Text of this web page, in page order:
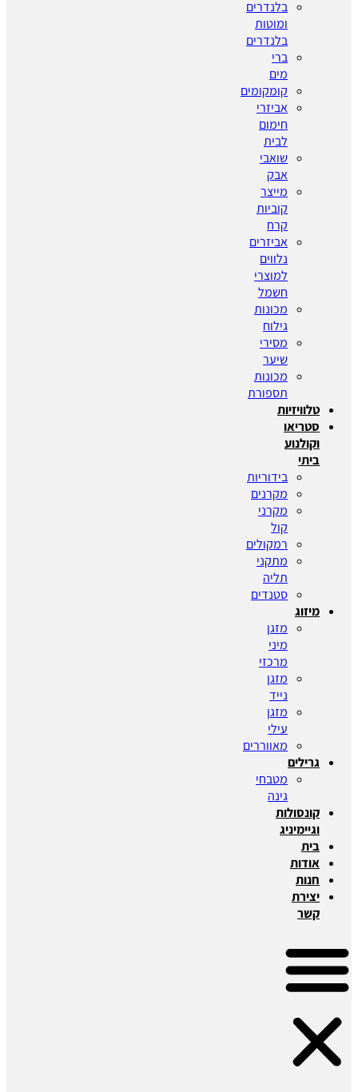
בלנדרים
ומוטות
בלנדרים
ברי
מים
קומקומים
אביזרי
חימום
לבית
שואבי
אבק
מייצר
קוביות
קרח
אביזרים
נלווים
למוצרי
חשמל
מכונות
גילוח
מסירי
שיער
מכונות
תספורת
טלוויזיות
סטריאו
וקולנוע
ביתי
בידוריות
מקרנים
מקרני
קול
רמקולים
מתקני
תליה
סטנדים
מיזוג
מזגן
מיני
מרכזי
מזגן
נייד
מזגן
עילי
מאווררים
גרילים
מטבחי
גינה
קונסולות
וגיימיניג
בית
אודות
חנות
יצירת
קשר